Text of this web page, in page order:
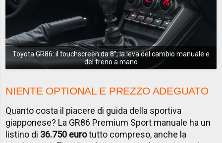
Toyota GR86: il touchscreen da 8'', la leva del cambio manuale e
del freno a mano
NIENTE OPTIONAL E PREZZO ADEGUATO
Quanto costa il piacere di guida della sportiva
giapponese? La GR86 Premium Sport manuale ha un
listino di 36.750 eurotutto compreso, anche la